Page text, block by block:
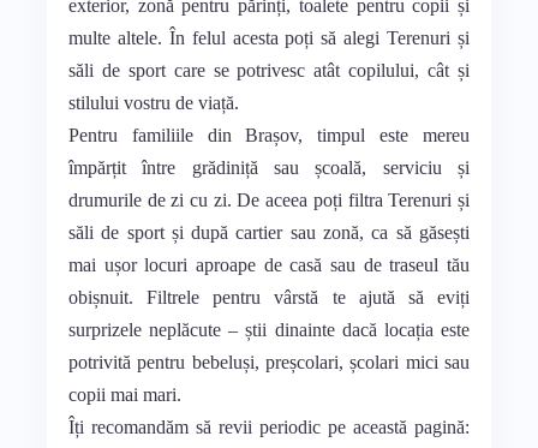
exterior, zonă pentru părinți, toalete pentru copii și
multe altele. În felul acesta poți să alegi Terenuri și
săli de sport care se potrivesc atât copilului, cât și
stilului vostru de viață.
Pentru familiile din Brașov, timpul este mereu
împărțit între grădiniță sau școală, serviciu și
drumurile de zi cu zi. De aceea poți filtra Terenuri și
săli de sport și după cartier sau zonă, ca să găsești
mai ușor locuri aproape de casă sau de traseul tău
obișnuit. Filtrele pentru vârstă te ajută să eviți
surprizele neplăcute – știi dinainte dacă locația este
potrivită pentru bebeluși, preșcolari, școlari mici sau
copii mai mari.
Îți recomandăm să revii periodic pe această pagină: